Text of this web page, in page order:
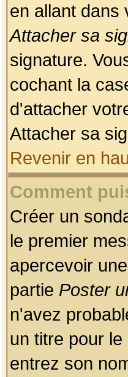
en allant dans
Attacher sa
signature.
cochant la
d'attacher
Attacher sa
Revenir en
Comment
Créer un
le premier
apercevoir
partie Poster
n'avez
un titre pour
entrez son